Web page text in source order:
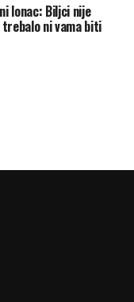
lonac: Biljci nije
trebalo ni vama biti